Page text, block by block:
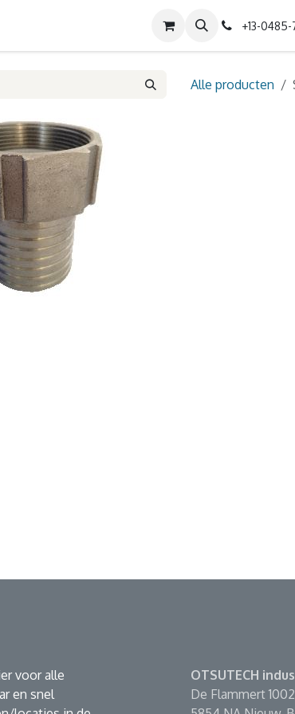
Over ons +13-
Alle producten
voor alle
en snel
OTSUTECH
De Flammert